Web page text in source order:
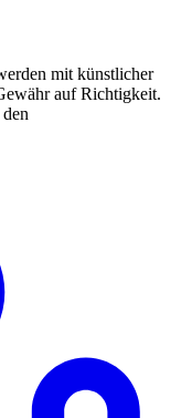
mit künstlicher
auf Richtigkeit.